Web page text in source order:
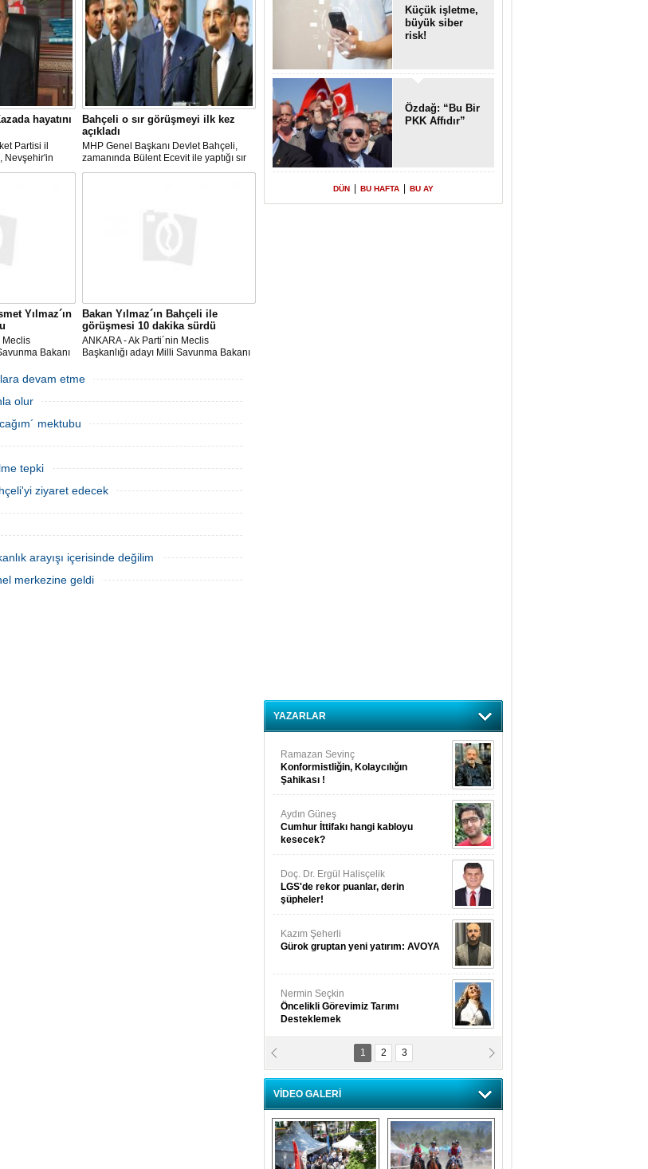
hayatını
Partisi il
Nevşehir'in
trafik
Bahçeli o sır görüşmeyi ilk kez
açıkladı
MHP Genel Başkanı Devlet Bahçeli,
zamanında Bülent Ecevit ile yaptığı sır
görüşmeyi ilk kez açıkladı.
Yılmaz´ın
Meclis
Bakanı
son parti HDP
Başkanı
Bakan Yılmaz´ın Bahçeli ile
görüşmesi 10 dakika sürdü
ANKARA - Ak Parti´nin Meclis
Başkanlığı adayı Milli Savunma Bakanı
Devlet Bahçeli ile görüşmek üzere saat
geldi. AK Parti Gene
devam etme
olur
mektubu
tepki
ziyaret edecek
arayışı içerisinde değilim
merkezine geldi
Küçük işletme,
büyük siber
risk!
Özdağ: “Bu Bir
PKK Affıdır”
DÜN BU HAFTA BU AY
YAZARLAR
Ramazan Sevinç
Konformistliğin, Kolaycılığın
Şahikası !
Aydın Güneş
Cumhur İttifakı hangi kabloyu
kesecek?
Doç. Dr. Ergül Halisçelik
LGS'de rekor puanlar, derin
şüpheler!
Kazım Şeherli
Gürok gruptan yeni yatırım: AVOYA
Nermin Seçkin
Öncelikli Görevimiz Tarımı
Desteklemek
Nilüfer Menekli Buzcular
Siz Hiç Kelebeklerin Sesini
Duydunuz Mu?
1 2 3
VİDEO GALERİ